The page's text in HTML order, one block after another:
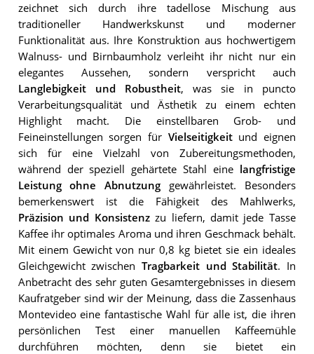
zeichnet sich durch ihre tadellose Mischung aus
traditioneller Handwerkskunst und moderner
Funktionalität aus. Ihre Konstruktion aus hochwertigem
Walnuss- und Birnbaumholz verleiht ihr nicht nur ein
elegantes Aussehen, sondern verspricht auch
Langlebigkeit und Robustheit, was sie in puncto
Verarbeitungsqualität und Ästhetik zu einem echten
Highlight macht. Die einstellbaren Grob- und
Feineinstellungen sorgen für Vielseitigkeitund eignen
sich für eine Vielzahl von Zubereitungsmethoden,
während der speziell gehärtete Stahl eine langfristige
Leistung ohne Abnutzung gewährleistet. Besonders
bemerkenswert ist die Fähigkeit des Mahlwerks,
Präzision und Konsistenzzu liefern, damit jede Tasse
Kaffee ihr optimales Aroma und ihren Geschmack behält.
Mit einem Gewicht von nur 0,8 kg bietet sie ein ideales
Gleichgewicht zwischen Tragbarkeit und Stabilität. In
Anbetracht des sehr guten Gesamtergebnisses in diesem
Kaufratgeber sind wir der Meinung, dass die Zassenhaus
Montevideo eine fantastische Wahl für alle ist, die ihren
persönlichen Test einer manuellen Kaffeemühle
durchführen möchten, denn sie bietet ein